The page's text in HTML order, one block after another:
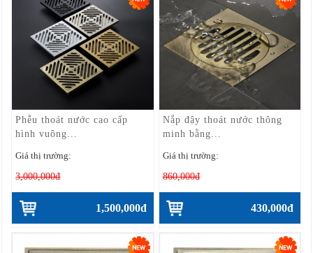
Phễu thoát nước cao cấp
hình vuông...
Giá thị trường:
3,000,000đ
1,500,000đ
Nắp đậy thoát nước thông
minh bằng...
Giá thị trường:
860,000đ
430,000đ